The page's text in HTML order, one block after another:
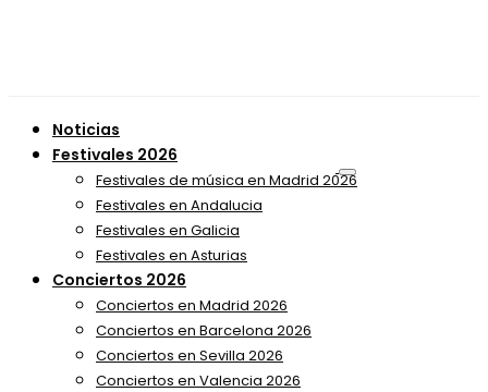
Noticias
Festivales 2026
Festivales de música en Madrid 2026
Festivales en Andalucia
Festivales en Galicia
Festivales en Asturias
Conciertos 2026
Conciertos en Madrid 2026
Conciertos en Barcelona 2026
Conciertos en Sevilla 2026
Conciertos en Valencia 2026